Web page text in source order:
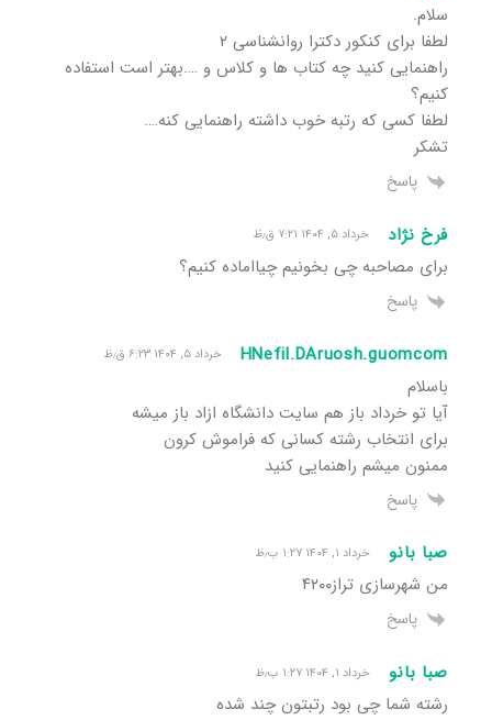
سلام.
لطفا برای کنکور دکترا روانشناسی ۲
راهنمایی کنید چه کتاب ها و کلاس و ….بهتر است استفاده
کنیم؟
لطفا کسی که رتبه خوب داشته راهنمایی کنه….
تشکر
پاسخ
فرخ نژاد خرداد ۵, ۱۴۰۴ ۷:۲۱ ق٫ظ
برای مصاحبه چی بخونیم چیااماده کنیم؟
پاسخ
HNefil.DAruosh.guomcom خرداد ۵, ۱۴۰۴ ۶:۲۳ ق٫ظ
باسلام
آیا تو خرداد باز هم سایت دانشگاه ازاد باز میشه
برای انتخاب رشته کسانی که فراموش کرون
ممنون میشم راهنمایی کنید
پاسخ
صبا بانو خرداد ۱, ۱۴۰۴ ۱:۲۷ ب٫ظ
من شهرسازی تراز۴۲۰۰
پاسخ
صبا بانو خرداد ۱, ۱۴۰۴ ۱:۲۷ ب٫ظ
رشته شما چی بود رتبتون چند شده